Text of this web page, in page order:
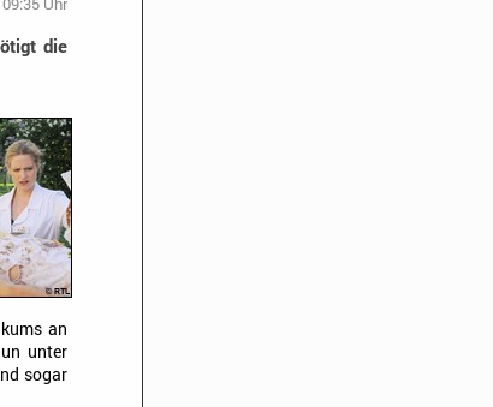
die
an
unter
sogar